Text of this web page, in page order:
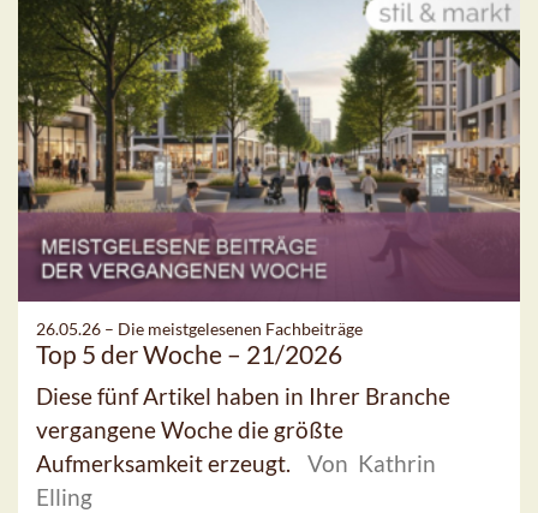
26.05.26 – Die meistgelesenen Fachbeiträge
Top 5 der Woche – 21/2026
Diese fünf Artikel haben in Ihrer Branche
vergangene Woche die größte
Aufmerksamkeit erzeugt.
Von Kathrin
Elling